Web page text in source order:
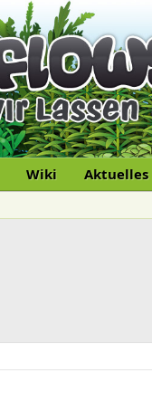
Wiki Aktuelles